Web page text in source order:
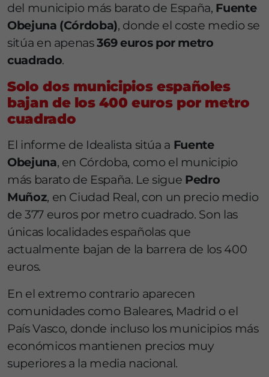
del municipio más barato de España, Fuente
Obejuna (Córdoba), donde el coste medio se
sitúa en apenas369 euros por metro
cuadrado.
Solo dos municipios españoles
bajan de los 400 euros por metro
cuadrado
El informe de Idealista sitúa a Fuente
Obejuna, en Córdoba, como el municipio
más barato de España. Le sigue Pedro
Muñoz, en Ciudad Real, con un precio medio
de 377 euros por metro cuadrado. Son las
únicas localidades españolas que
actualmente bajan de la barrera de los 400
euros.
En el extremo contrario aparecen
comunidades como Baleares, Madrid o el
País Vasco, donde incluso los municipios más
económicos mantienen precios muy
superiores a la media nacional.